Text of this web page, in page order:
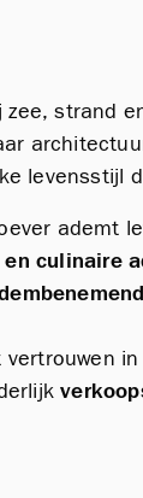
zee, strand
levensstijl
ademt
en culinaire
vertrouwen